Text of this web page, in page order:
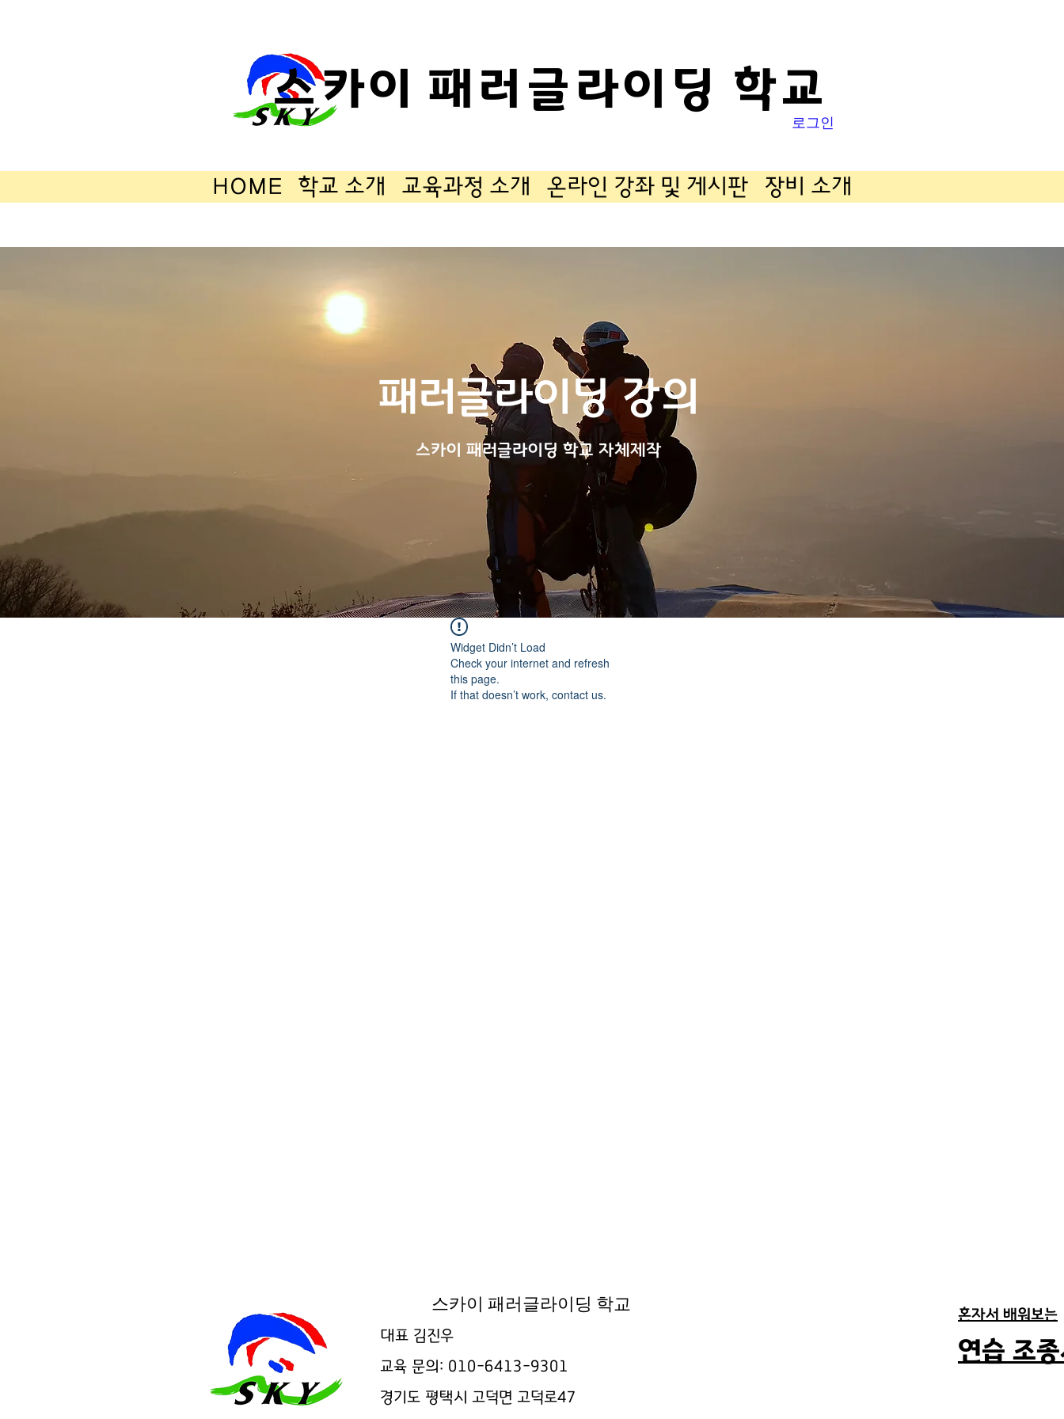
로그인
스카이 패러글라이딩 학교
HOME 학교 소개 교육과정 소개 온라인 강좌 및 게시판 장비 소개
패러글라이딩 강의
스카이 패러글라이딩 학교 자체제작
Widget Didn’t Load
Check your internet and refresh
this page.
If that doesn’t work, contact us.
스카이 패러글라이딩 학교
대표 김진우
교육 문의: 010-6413-9301
경기도 평택시 고덕면 고덕로47
혼자서 배워보는
연습 조